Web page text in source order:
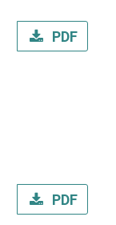
PDF
PDF